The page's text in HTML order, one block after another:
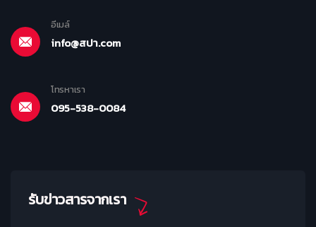
อีเมล์
info@สปา.com
โทรหาเรา
095-538-0084
รับข่าวสารจากเรา